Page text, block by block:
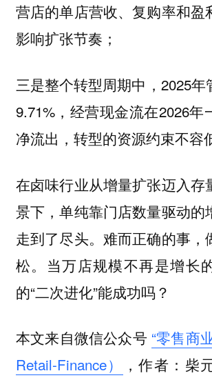
营店的单店营收、复购率和盈
影响扩张节奏；
三是整个转型周期中，2025年
9.71%，经营现金流在2026年
净流出，转型的资源约束不容
在卤味行业从增量扩张迈入存
景下，单纯靠门店数量驱动的
走到了尽头。难而正确的事，
松。当万店规模不再是增长
的“二次进化”能成功吗？
本文来自微信公众号 “零售商
Retail-Finance）
，作者：柴